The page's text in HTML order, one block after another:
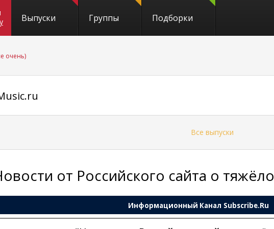
Выпуски Группы Подборки
очень)
Все выпуски
от Российского сайта о
Информационный Канал Subscribe.Ru